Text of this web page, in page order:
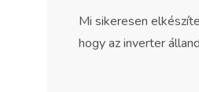
Mi sikeresen
hogy az inverter